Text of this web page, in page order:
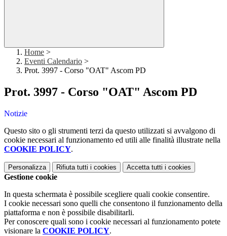
Home >
Eventi Calendario >
Prot. 3997 - Corso "OAT" Ascom PD
Prot. 3997 - Corso "OAT" Ascom PD
Notizie
Questo sito o gli strumenti terzi da questo utilizzati si avvalgono di
cookie necessari al funzionamento ed utili alle finalità illustrate nella
COOKIE POLICY.
Personalizza Rifiuta tutti i cookies Accetta tutti i cookies
Gestione cookie
In questa schermata è possibile scegliere quali cookie consentire.
I cookie necessari sono quelli che consentono il funzionamento della
piattaforma e non è possibile disabilitarli.
Per conoscere quali sono i cookie necessari al funzionamento potete
visionare la COOKIE POLICY.